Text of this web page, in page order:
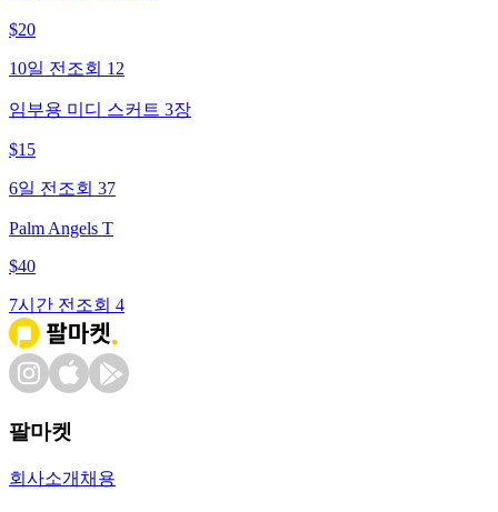
$20
10일 전 조회 12
임부용 미디 스커트 3장
$15
6일 전 조회 37
Palm Angels T
$40
7시간 전 조회 4
팔마켓
회사소개 채용